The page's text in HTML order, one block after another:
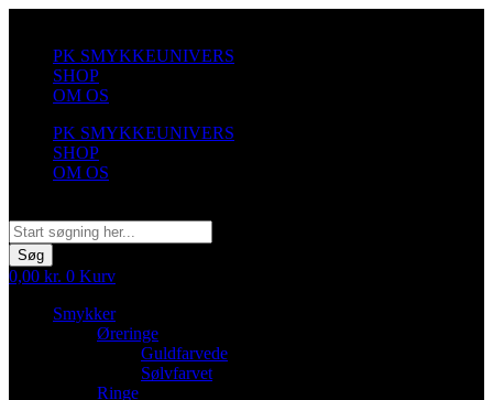
indholdPK SMYKKEUNIVERS
SHOP
OM OS
PK SMYKKEUNIVERS
SHOP
OM OS
Søg
0,00 kr. 0 Kurv
Smykker
Øreringe
Guldfarvede
Sølvfarvet
Ringe